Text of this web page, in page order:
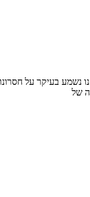
בעיקר על
של